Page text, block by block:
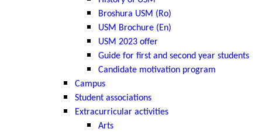
Broshura USM (Ro)
USM Brochure (En)
USM 2023 offer
Guide for first and second year students
Candidate motivation program
Campus
Student associations
Extracurricular activities
Arts